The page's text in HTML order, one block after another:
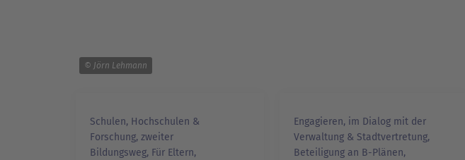
© Jörn Lehmann
Schulen, Hochschulen &
Forschung, zweiter
Bildungsweg, Für Eltern,
Engagieren, im Dialog mit der
Verwaltung & Stadtvertre­tung,
Beteiligung an B-Plänen,